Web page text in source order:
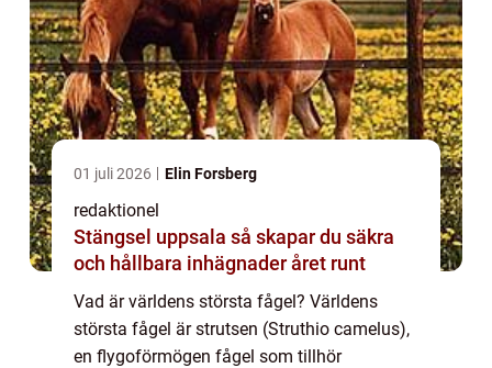
01 juli 2026 Elin Forsberg
redaktionel
Stängsel uppsala så skapar du säkra
och hållbara inhägnader året runt
Vad är världens största fågel? Världens
största fågel är strutsen (Struthio camelus),
en flygoförmögen fågel som tillhör